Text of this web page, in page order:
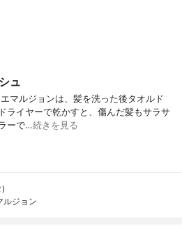
ュ
マルジョンは、髪を洗った後タオルド
ライヤーで乾かすと、傷んだ髪もサラサ
ーで…続きを見る
ルジョン